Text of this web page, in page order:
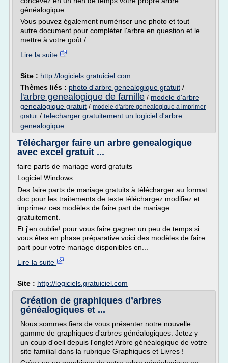
généalogique.
Vous pouvez également numériser une photo et tout
autre document pour compléter l'arbre en question et le
mettre à votre goût / ...
Lire la suite
Site : http://logiciels.gratuiciel.com
Thèmes liés : photo d'arbre genealogique gratuit /
l'arbre genealogique de famille / modele d'arbre
genealogique gratuit / modele d'arbre genealogique a imprimer
gratuit/ telecharger gratuitement un logiciel d'arbre
genealogique
Télécharger faire un arbre genealogique
avec excel gratuit ...
faire parts de mariage word gratuits
Logiciel Windows
Des faire parts de mariage gratuits à télécharger au format
doc pour les traitements de texte téléchargez modifiez et
imprimez ces modèles de faire part de mariage
gratuitement.
Et j'en oublie! pour vous faire gagner un peu de temps si
vous êtes en phase préparative voici des modèles de faire
part pour votre mariage disponibles en...
Lire la suite
Site : http://logiciels.gratuiciel.com
Création de graphiques d’arbres
généalogiques et ...
Nous sommes fiers de vous présenter notre nouvelle
gamme de graphiques d'arbres généalogiques. Jetez y
un coup d'oeil depuis l'onglet Arbre généalogique de votre
site familial dans la rubrique Graphiques et Livres !